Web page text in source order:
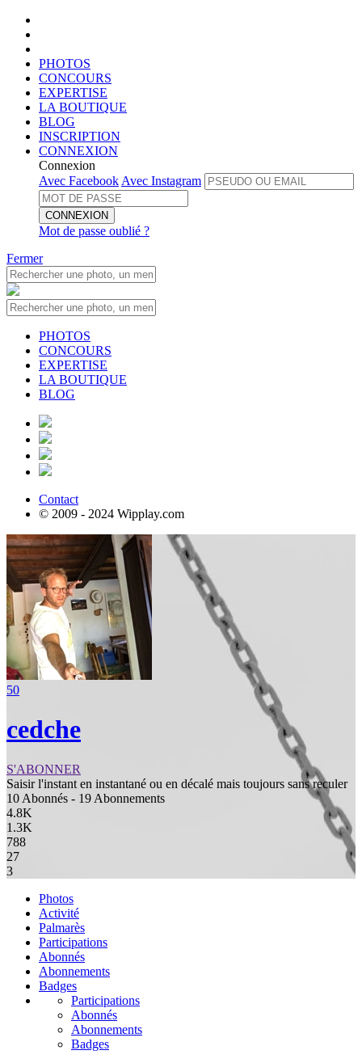
PHOTOS
CONCOURS
EXPERTISE
LA BOUTIQUE
BLOG
INSCRIPTION
CONNEXION
Connexion
Avec Facebook Avec Instagram
CONNEXION
Mot de passe oublié ?
Fermer
PHOTOS
CONCOURS
EXPERTISE
LA BOUTIQUE
BLOG
Contact
© 2009 - 2024 Wipplay.com
50
cedche
S'ABONNER
Saisir l'instant en instantané ou en décalé mais toujours sans reculer
10 Abonnés - 19 Abonnements
4.8K
1.3K
788
27
3
Photos
Activité
Palmarès
Participations
Abonnés
Abonnements
Badges
Participations
Abonnés
Abonnements
Badges